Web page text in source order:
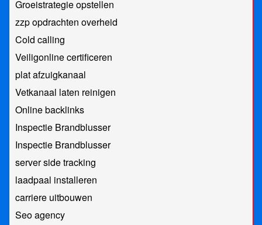
Groeistrategie opstellen
zzp opdrachten overheid
Cold calling
Veiligonline certificeren
plat afzuigkanaal
Vetkanaal laten reinigen
Online backlinks
Inspectie Brandblusser
Inspectie Brandblusser
server side tracking
laadpaal installeren
carriere uitbouwen
Seo agency